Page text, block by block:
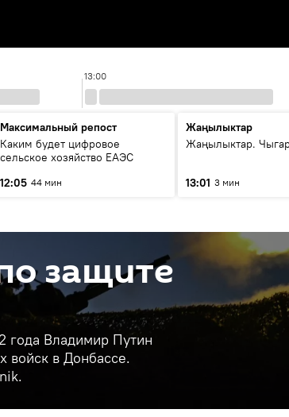
13:00
Максимальный репост
Каким будет цифровое
сельское хозяйство ЕАЭС
12:05 44 мин
Жаңылыктар
Жаңылыктар.
13:01 3 мин
защите
года Владимир Путин
войск в Донбассе.